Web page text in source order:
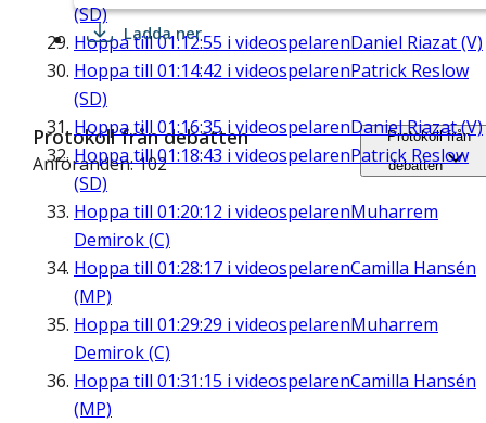
(SD)
Hoppa till01:12:55 i videospelarenDaniel Riazat (V)
Hoppa till 01:14:42 i videospelarenPatrick Reslow
(SD)
Hoppa till 01:16:35 i videospelarenDaniel Riazat (V)
Hoppa till01:18:43 i videospelarenPatrick Reslow
(SD)
Hoppa till 01:20:12 i videospelarenMuharrem
Demirok (C)
Hoppa till 01:28:17 i videospelarenCamilla Hansén
(MP)
Hoppa till 01:29:29 i videospelarenMuharrem
Demirok (C)
Hoppa till 01:31:15 i videospelarenCamilla Hansén
(MP)
Ladda ner
Protokoll från debatten
Anföranden: 102
Protokoll från
debatten